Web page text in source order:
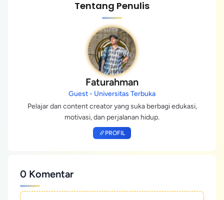
Tentang Penulis
Faturahman
Guest - Universitas Terbuka
Pelajar dan content creator yang suka berbagi edukasi,
motivasi, dan perjalanan hidup.
PROFIL
0 Komentar